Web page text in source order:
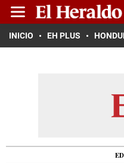
INICIO EH PLUS